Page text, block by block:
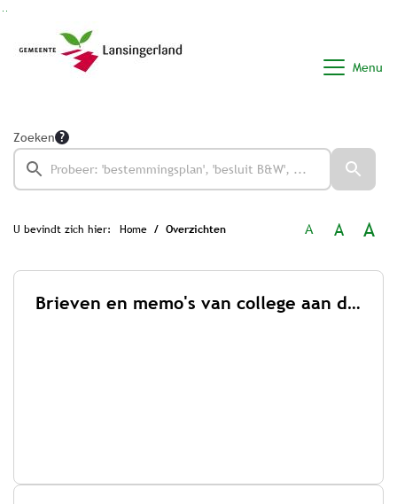
Menu
Zoeken
U bevindt zich hier: Home Overzichten A A A
Brieven en memo's van college aan de raad 2026